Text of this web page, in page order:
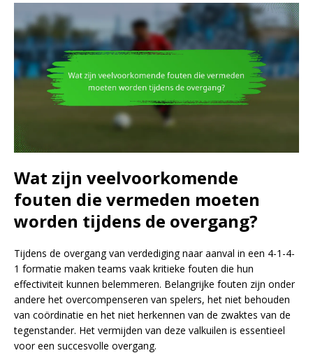
Wat zijn veelvoorkomende
fouten die vermeden moeten
worden tijdens de overgang?
Tijdens de overgang van verdediging naar aanval in een 4-1-4-
1 formatie maken teams vaak kritieke fouten die hun
effectiviteit kunnen belemmeren. Belangrijke fouten zijn onder
andere het overcompenseren van spelers, het niet behouden
van coördinatie en het niet herkennen van de zwaktes van de
tegenstander. Het vermijden van deze valkuilen is essentieel
voor een succesvolle overgang.